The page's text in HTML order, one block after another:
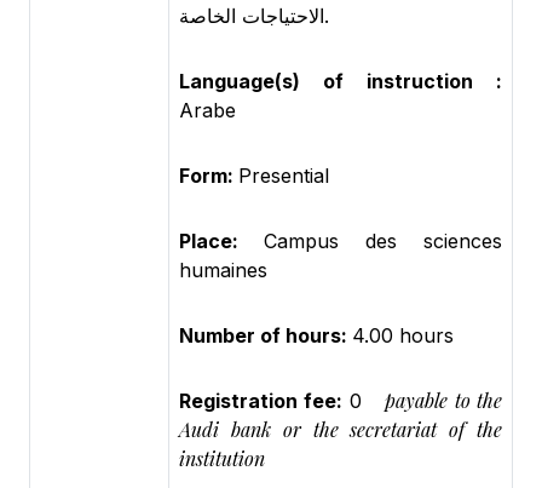
الاحتياجات الخاصة.
Language(s) of instruction :
Arabe
Form: Presential
Place: Campus des sciences
humaines
Number of hours: 4.00 hours
Registration fee: 0payable to the
Audi bank or the secretariat of the
institution